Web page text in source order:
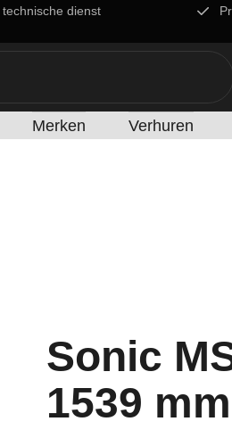
dienst
Merken Verhuren
Sonic
1539 mm